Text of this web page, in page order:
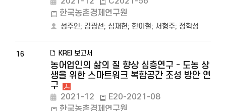
한국농촌경제연구원
성주인; 김광선; 심재헌; 한이철; 서형주; 정학성
16 KREI 보고서
농어업인의 삶의 질 향상 심층연구 - 도농 상
생을 위한 스마트워크 복합공간 조성 방안 연
구
2021-12
E20-2021-08
한국농촌경제연구원